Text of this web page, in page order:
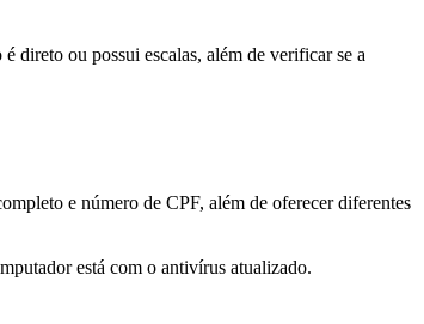
direto ou possui escalas, além de verificar se a
e número de CPF, além de oferecer diferentes
está com o antivírus atualizado.